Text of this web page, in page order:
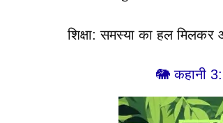
शिक्षा: समस्या का हल
🐘 कहानी